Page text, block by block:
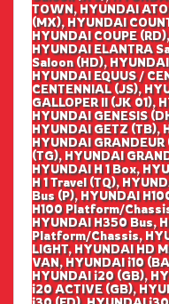
TOWN, HYUNDAI
(MX), HYUNDAI
HYUNDAI COUPE
HYUNDAI ELANTRA
Saloon (HD),
HYUNDAI EQUUS /
CENTENNIAL (JS),
GALLOPER II (JK 01),
HYUNDAI GENESIS
HYUNDAI GETZ (TB),
HYUNDAI
(TG), HYUNDAI
HYUNDAI H 1 Box,
H 1 Travel (TQ),
Bus (P), HYUNDAI
H100 Platform/
HYUNDAI H350 Bus,
Platform/Chassis,
LIGHT, HYUNDAI HD
VAN, HYUNDAI i10
HYUNDAI i20 (GB),
i20 ACTIVE (GB),